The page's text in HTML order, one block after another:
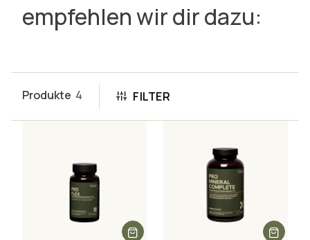
empfehlen wir dir dazu:
Produkte 4 FILTER